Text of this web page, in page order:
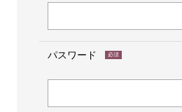
パスワード